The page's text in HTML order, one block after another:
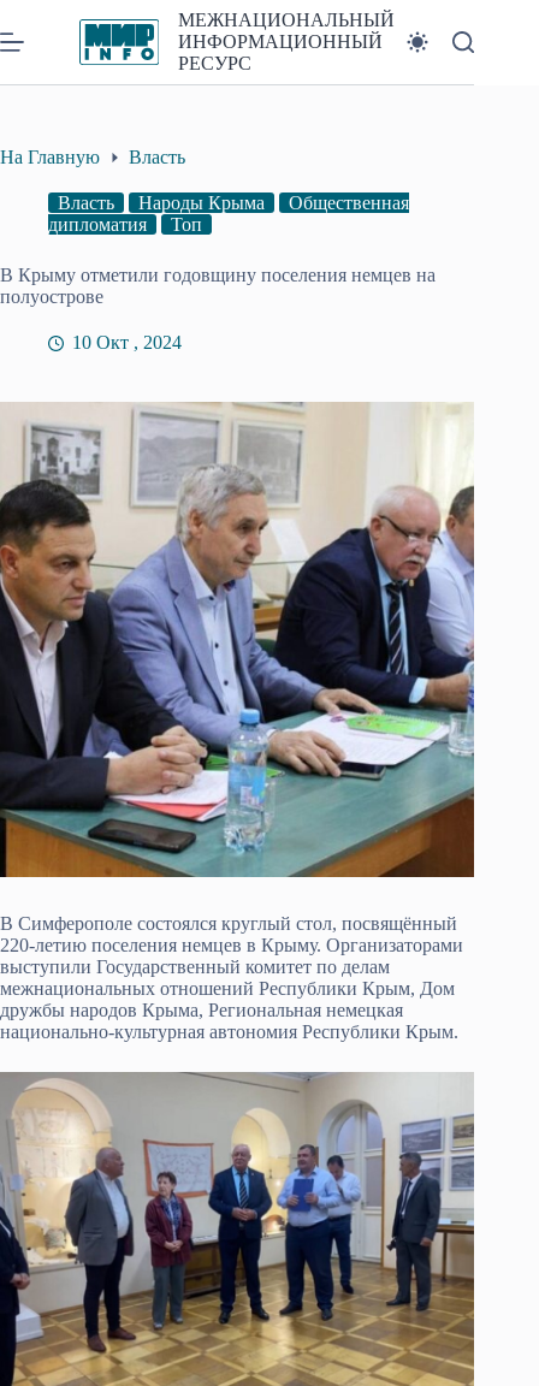
к
сути
МЕЖНАЦИОНАЛЬНЫЙ
ИНФОРМАЦИОННЫЙ
РЕСУРС
На Главную Власть
Власть Народы Крыма
Общественная
дипломатия
Топ
В Крыму отметили годовщину поселения немцев на
полуострове
10 Окт , 2024
В Симферополе состоялся круглый стол, посвящённый
220-летию поселения немцев в Крыму. Организаторами
выступили Государственный комитет по делам
межнациональных отношений Республики Крым, Дом
дружбы народов Крыма, Региональная немецкая
национально-культурная автономия Республики Крым.